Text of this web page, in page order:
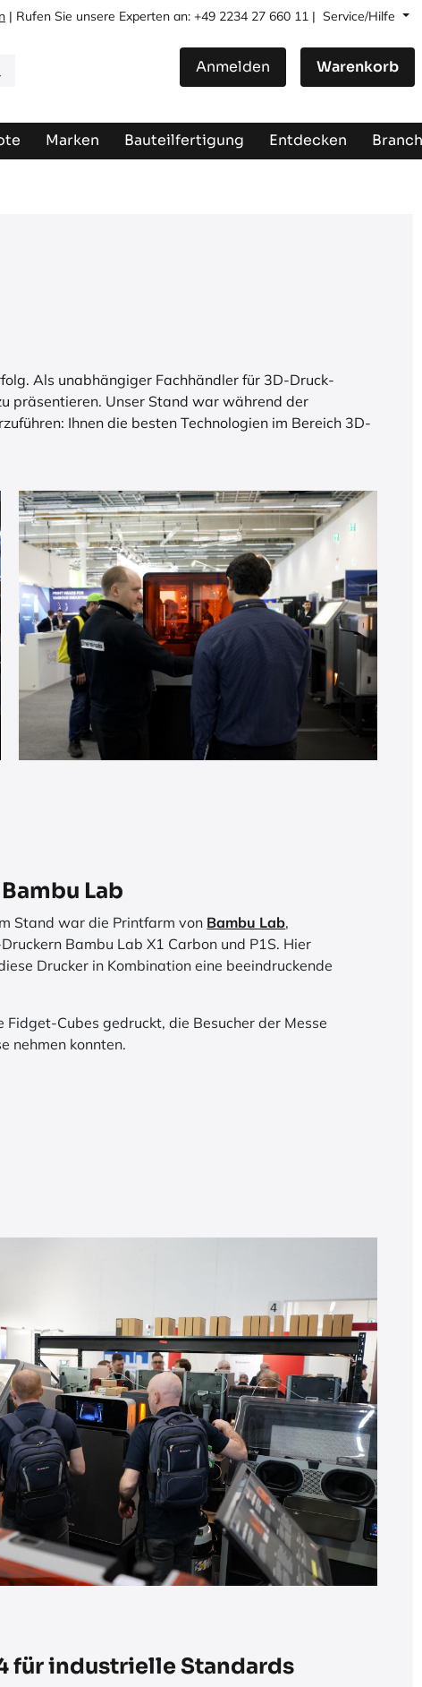
| Rufen Sie unsere Experten an: +49 2234 27 660 11 | Service/Hilfe
Anmelden Warenkorb
Marken Bauteilfertigung Entdecken
Als unabhängiger Fachhändler für 3D-Druck-
präsentieren. Unser Stand war während der
Ihnen die besten Technologien im Bereich 3D-
Lab
Stand war die Printfarm von Bambu Lab,
Bambu Lab X1 Carbon und P1S. Hier
Drucker in Kombination eine beeindruckende
Cubes gedruckt, die Besucher der Messe
nehmen konnten.
für industrielle Standards